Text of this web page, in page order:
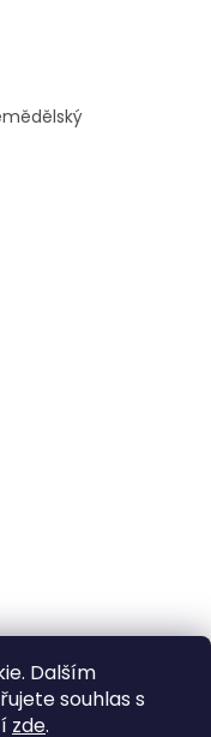
Dalším
souhlas s
zde.